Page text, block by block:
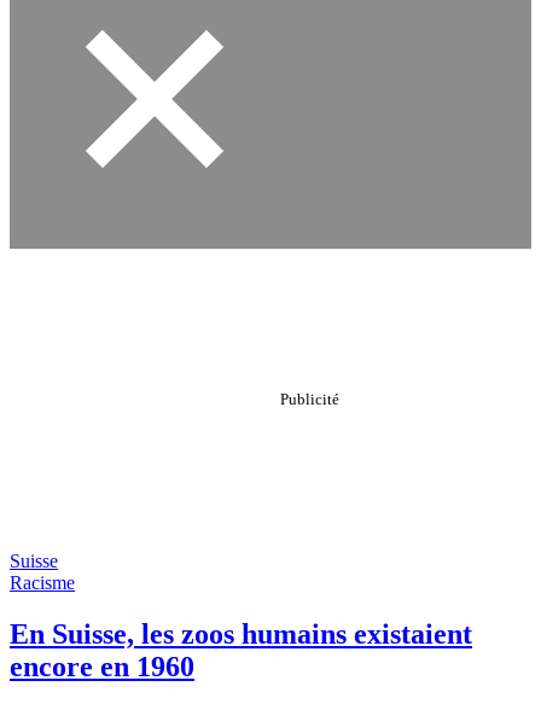
Suisse
Racisme
En Suisse, les zoos humains existaient
encore en 1960